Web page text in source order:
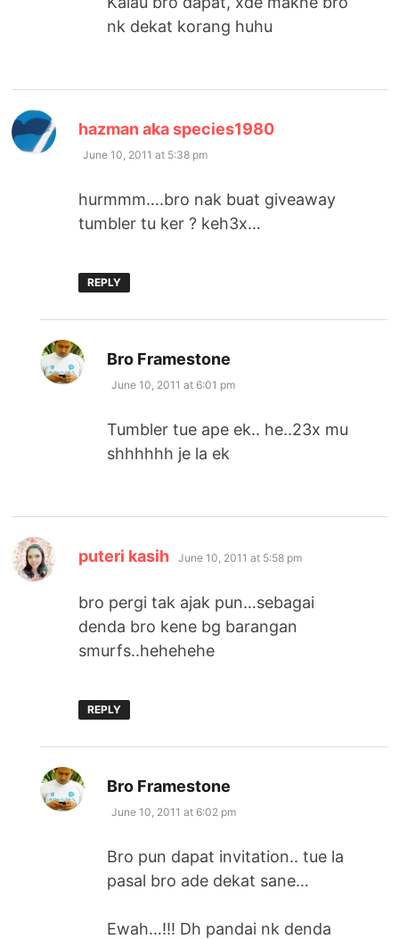
nk dekat korang huhu
hazman aka species1980
June 10, 2011 at 5:38 pm
hurmmm….bro nak buat giveaway
tumbler tu ker ? keh3x…
REPLY
Bro Framestone
June 10, 2011 at 6:01 pm
Tumbler tue ape ek.. he..23x mu
shhhhhh je la ek
puteri kasih says:
June 10, 2011 at 5:58 pm
bro pergi tak ajak pun…sebagai
denda bro kene bg barangan
smurfs..hehehehe
REPLY
Bro Framestone
June 10, 2011 at 6:02 pm
Bro pun dapat invitation.. tue la
pasal bro ade dekat sane…
Ewah…!!! Dh pandai nk denda